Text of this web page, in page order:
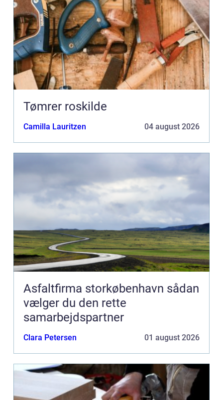
Tømrer roskilde
Camilla Lauritzen 04 august 2026
Asfaltfirma storkøbenhavn sådan
vælger du den rette
samarbejdspartner
Clara Petersen 01 august 2026